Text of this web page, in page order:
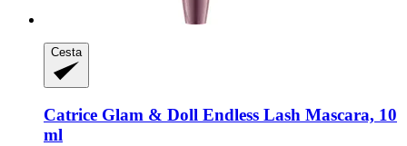
Cesta
Catrice Glam & Doll Endless Lash Mascara, 10
ml